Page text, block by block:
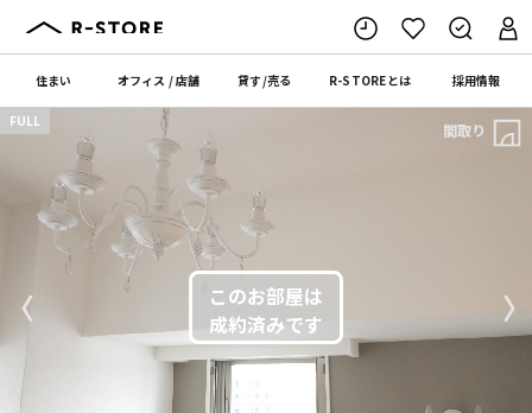
住まい オフィス /店舗 貸す/売る R-STOREとは 採用情報
〈 〉
FULL 間取り